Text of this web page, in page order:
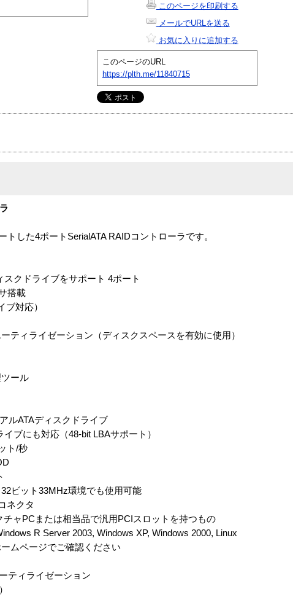
このページを印刷する
メールでURLを送る
お気に入りに追加する
このページのURL
https://plth.me/11840715
トした4ポートSerialATA RAIDコントローラです。
スクドライブをサポート 4ポート
搭載
ブ対応）
ティライゼーション（ディスクスペースを有効に使用）
ール
ルATAディスクドライブ
ブにも対応（48-bit LBAサポート）
ト/秒
ビット33MHz環境でも使用可能
ネクタ
ャPCまたは相当品で汎用PCIスロットを持つもの
R Server 2003, Windows XP, Windows 2000, Linux
ムページでご確認ください
ティライゼーション